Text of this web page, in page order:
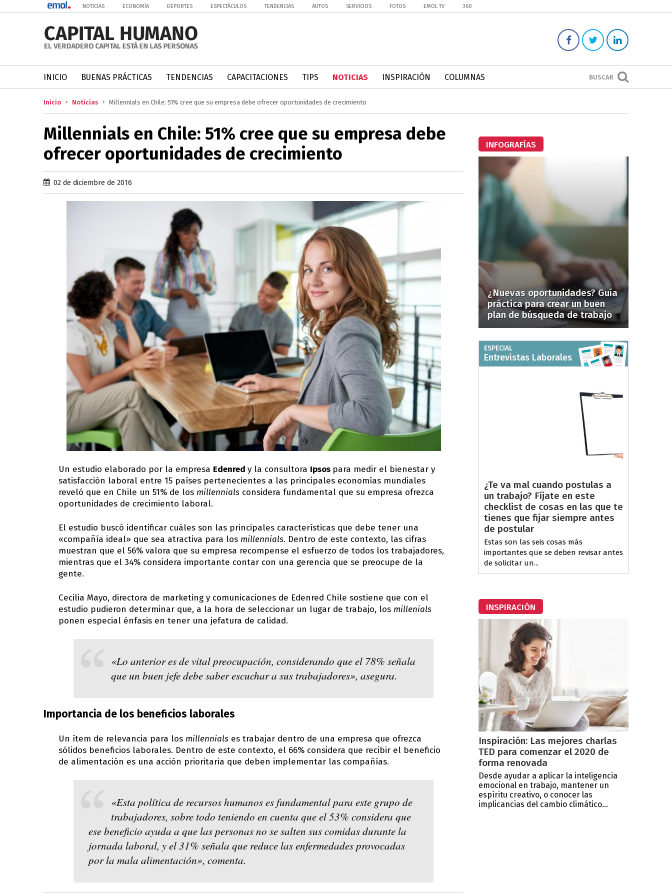
NOTICIAS ECONOMÍA DEPORTES ESPECTÁCULOS TENDENCIAS AUTOS SERVICIOS FOTOS EMOL TV 360
BUSCAR
INICIO BUENAS PRÁCTICAS TENDENCIAS CAPACITACIONES TIPS NOTICIAS INSPIRACIÓN COLUMNAS
Inicio Noticias Millennials en Chile: 51% cree que su empresa debe ofrecer oportunidades de crecimiento
Millennials en Chile: 51% cree que su empresa debe
ofrecer oportunidades de crecimiento
02 de diciembre de 2016
Un estudio elaborado por la empresa Edenred y la consultora Ipsos para medir el bienestar y
satisfacción laboral entre 15 países pertenecientes a las principales economías mundiales
reveló que en Chile un 51% de los millennials considera fundamental que su empresa ofrezca
oportunidades de crecimiento laboral.
El estudio buscó identificar cuáles son las principales características que debe tener una
«compañía ideal» que sea atractiva para los millennials. Dentro de este contexto, las cifras
muestran que el 56% valora que su empresa recompense el esfuerzo de todos los trabajadores,
mientras que el 34% considera importante contar con una gerencia que se preocupe de la
gente.
Cecilia Mayo, directora de marketing y comunicaciones de Edenred Chile sostiene que con el
estudio pudieron determinar que, a la hora de seleccionar un lugar de trabajo, los millenials
ponen especial énfasis en tener una jefatura de calidad.
«Lo anterior es de vital preocupación, considerando que el 78% señala
que un buen jefe debe saber escuchar a sus trabajadores», asegura.
Importancia de los beneficios laborales
Un ítem de relevancia para los millennials es trabajar dentro de una empresa que ofrezca
sólidos beneficios laborales. Dentro de este contexto, el 66% considera que recibir el beneficio
de alimentación es una acción prioritaria que deben implementar las compañías.
«Esta política de recursos humanos es fundamental para este grupo de
trabajadores, sobre todo teniendo en cuenta que el 53% considera que
ese beneficio ayuda a que las personas no se salten sus comidas durante la
jornada laboral, y el 31% señala que reduce las enfermedades provocadas
por la mala alimentación», comenta.
INFOGRAFÍAS
¿Nuevas oportunidades? Guía
práctica para crear un buen
plan de búsqueda de trabajo
ESPECIAL
Entrevistas Laborales
¿Te va mal cuando postulas a
un trabajo? Fíjate en este
checklist de cosas en las que te
tienes que fijar siempre antes
de postular
Estas son las seis cosas más
importantes que se deben revisar antes
de solicitar un...
INSPIRACIÓN
Inspiración: Las mejores charlas
TED para comenzar el 2020 de
forma renovada
Desde ayudar a aplicar la inteligencia
emocional en trabajo, mantener un
espíritu creativo, o conocer las
implicancias del cambio climático...